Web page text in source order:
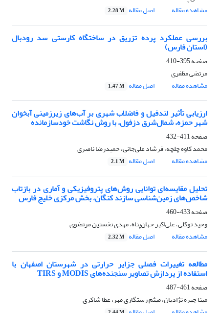
مشاهده مقاله
اصل مقاله 2.28 M
بررسی عملکرد پرده تزریق در ساختگاه کارستی سد رودبال
(استان فارس)
صفحه395-410
مرتضی مظفری
مشاهده مقاله
اصل مقاله 1.47 M
ارزیابی تأثیر لندفیل و فاضلاب شهری بر آب‌های زیرزمینی آبخوان
شهر حمزه، شمال‌شرق دزفول، با روش نگاشت خود‌سازمان‎ده
صفحه411-432
محمد کاوه چلچه، فرشاد علی‌جانی، حمیدرضا ناصری
مشاهده مقاله
اصل مقاله 2.1 M
تحلیل مقایسه‌ای توانایی روش‌های پتروفیزیکی و آماری در بازتاب
شاخص‌های زمین‌شناسی سازند کنگان، بخش مرکزی خلیج فارس
صفحه433-460
وحید توکلی، علی‌اکبر جهان‌پناه، مهدی نخستین مرتضوی
مشاهده مقاله
اصل مقاله 2.32 M
مطالعه تغییرات فصلی جزایر حرارتی در شهرستان اصفهان با
استفاده از پردازش تصاویر سنجنده‌های MODIS و TIRS
صفحه461-487
مینا جیره نژادیان، میثم رستگاری مهر، عطا شاکری